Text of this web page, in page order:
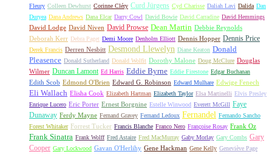
Fleury Colleen Dewhurst Corinne Cléry Curd Jürgens Cyd Charisse Daliah Lavi Dalida Dan
Duryea Dana Andrews Dana Elcar Darry Cowl David Bowie David Carradine David Hemmings
David Lodge David Niven David Prowse Dean Martin Debbie Reynolds
Deborah Kerr Debra Paget Demi Moore Denholm Elliott Dennis Hopper Dennis Price
Derek Francis Derren Nesbitt Desmond Llewelyn Diane Keaton Donald
Pleasence Donald Sutherland Donald Wolfit Dorothy Malone Doug McClure Douglas
Wilmer Duncan Lamont Ed Harris Eddie Byrne Eddie Firestone Edgar Buchanan
Edith Scob Edmond O'Brien Edward G. Robinson Edward Mulhare Edwige Fenech
Eli Wallach Elisha Cook Elizabeth Hartman Elizabeth Taylor Elsa Martinelli Elvis Presley
Enrique Lucero Eric Porter Ernest Borgnine Estelle Winwood Everett McGill Faye
Dunaway Ferdy Mayne Fernand Gravey Fernand Ledoux Fernandel Fernando Sancho
Forest Whitaker Forrest Tucker Francis Blanche Franco Nero Françoise Rosay Frank Oz
Frank Sinatra Frank Wolff Fred Astaire Fred MacMurray Gaby Morlay Gary Combs Gary
Cooper Gary Lockwood Gavan O'Herlihy Gene Hackman Gene Kelly Geneviève Page